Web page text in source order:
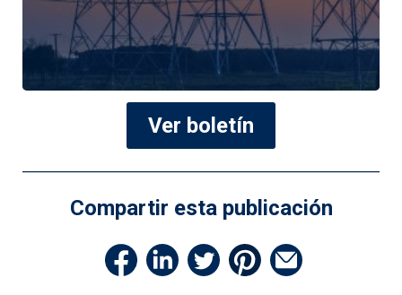
Ver boletín
Compartir esta publicación